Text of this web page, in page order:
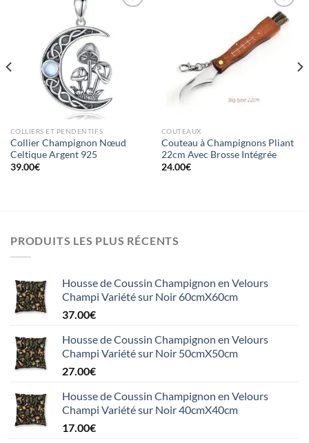
COLLIERS ET PENDENTIFS
Collier Champignon Nœud
Celtique Argent 925
39.00€
Ajouter
COUTEAUX
Couteau à Champignons Pliant
22cm Avec Brosse Intégrée
24.00€
PRODUITS LES PLUS RÉCENTS
Housse de Coussin Champignon en Velours
Champi Variété sur Noir 60cmX60cm
37.00€
Housse de Coussin Champignon en Velours
Champi Variété sur Noir 50cmX50cm
27.00€
Housse de Coussin Champignon en Velours
Champi Variété sur Noir 40cmX40cm
17.00€